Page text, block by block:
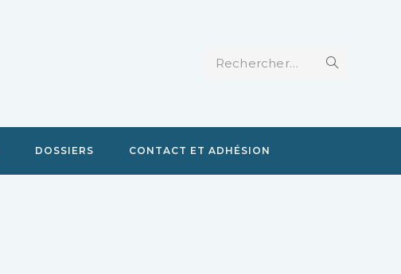
Rechercher…
DOSSIERS CONTACT ET ADHÉSION